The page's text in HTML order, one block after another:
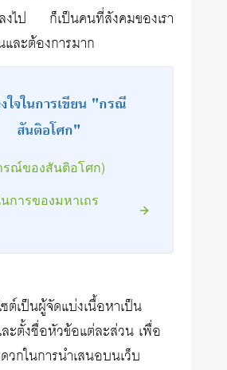
งไป ก็เป็นคนที่สังคมของเรา
ละต้องการมาก
ใจในการเขียน "กรณี
สันติอโศก"
รณ์ของสันติอโศก)
การของมหาเถร
ซต์เป็นผู้จัดแบ่งเนื้อหาเป็น
ะตั้งชื่อหัวข้อแต่ละส่วน เพื่อ
วกในการนำเสนอบนเว็บ